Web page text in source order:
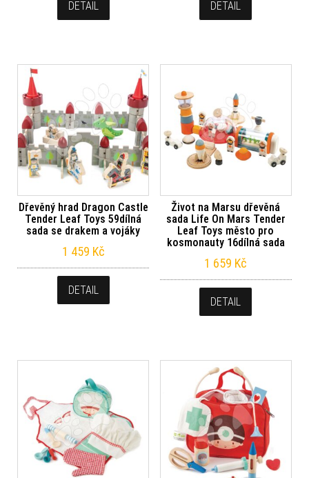
DETAIL DETAIL
Dřevěný hrad Dragon Castle
Tender Leaf Toys 59dílná
sada se drakem a vojáky
1 459 Kč
DETAIL
Život na Marsu dřevěná
sada Life On Mars Tender
Leaf Toys město pro
kosmonauty 16dílná sada
1 659 Kč
DETAIL